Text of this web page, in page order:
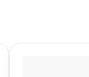
Bekijk